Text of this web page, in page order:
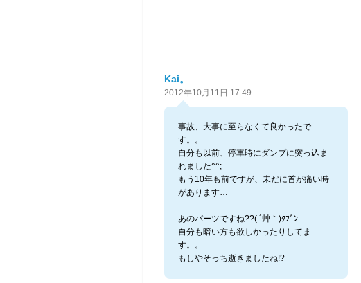
Kai。
2012年10月11日 17:49
事故、大事に至らなくて良かったで
す。。
自分も以前、停車時にダンプに突っ込ま
れました^^;
もう10年も前ですが、未だに首が痛い時
があります…
あのパーツですね??( ´艸｀)ﾀﾌﾞﾝ
自分も暗い方も欲しかったりしてま
す。。
もしやそっち逝きましたね!?